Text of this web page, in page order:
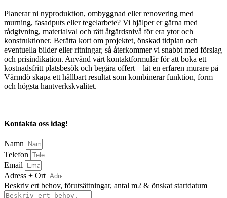
Planerar ni nyproduktion, ombyggnad eller renovering med
murning, fasadputs eller tegelarbete? Vi hjälper er gärna med
rådgivning, materialval och rätt åtgärdsnivå för era ytor och
konstruktioner. Berätta kort om projektet, önskad tidplan och
eventuella bilder eller ritningar, så återkommer vi snabbt med förslag
och prisindikation. Använd vårt kontaktformulär för att boka ett
kostnadsfritt platsbesök och begära offert – låt en erfaren murare på
Värmdö skapa ett hållbart resultat som kombinerar funktion, form
och högsta hantverkskvalitet.
Kontakta oss idag!
Namn
Telefon
Email
Adress + Ort
Beskriv ert behov, förutsättningar, antal m2 & önskat startdatum